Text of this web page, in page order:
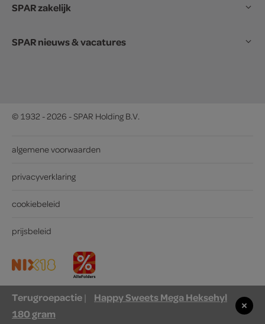
SPAR zakelijk
SPAR nieuws & vacatures
© 1932 - 2026 - SPAR Holding B.V.
algemene voorwaarden
privacyverklaring
cookiebeleid
prijsbeleid
Terugroepactie|
Happy Sweets Mega Heksehyl
180 gram